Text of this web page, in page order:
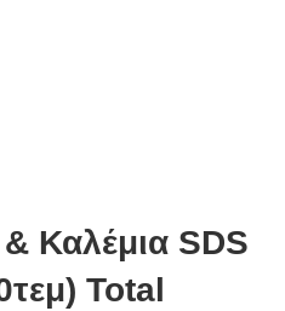
Καλέμια SDS
Total